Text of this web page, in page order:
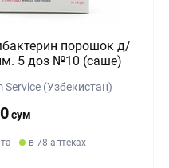
порошок д/
5 доз №10 (саше)
Service (Узбекистан)
сум
в 78 аптеках